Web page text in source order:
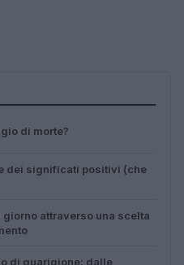
di morte?
dei significati positivi (che
attraverso una scelta
di guarigione: dalle